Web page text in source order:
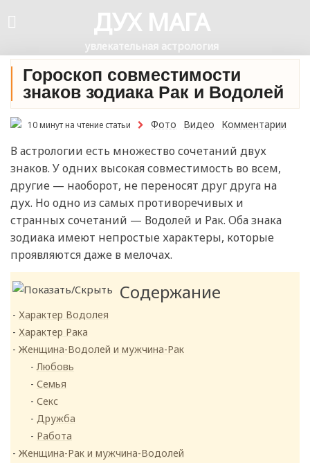
ДУХ МАГА
увлекательная астрология
Гороскоп совместимости
знаков зодиака Рак и Водолей
10 минут на чтение статьи Фото Видео Комментарии
В астрологии есть множество сочетаний двух
знаков. У одних высокая совместимость во всем,
другие — наоборот, не переносят друг друга на
дух. Но одно из самых противоречивых и
странных сочетаний — Водолей и Рак. Оба знака
зодиака имеют непростые характеры, которые
проявляются даже в мелочах.
Содержание
Характер Водолея
Характер Рака
Женщина-Водолей и мужчина-Рак
Любовь
Семья
Секс
Дружба
Работа
Женщина-Рак и мужчина-Водолей